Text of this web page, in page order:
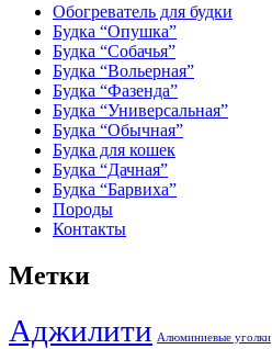
Обогреватель для будки
Будка “Опушка”
Будка “Собачья”
Будка “Вольерная”
Будка “Фазенда”
Будка “Универсальная”
Будка “Обычная”
Будка для кошек
Будка “Дачная”
Будка “Барвиха”
Породы
Контакты
Метки
Аджилити Алюминиевые уголки